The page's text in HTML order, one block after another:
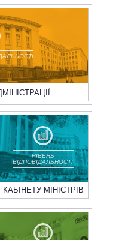
РІВЕНЬ
ВІДПОВІДАЛЬНОСТІ
КАБІНЕТУ МІНІСТРІВ